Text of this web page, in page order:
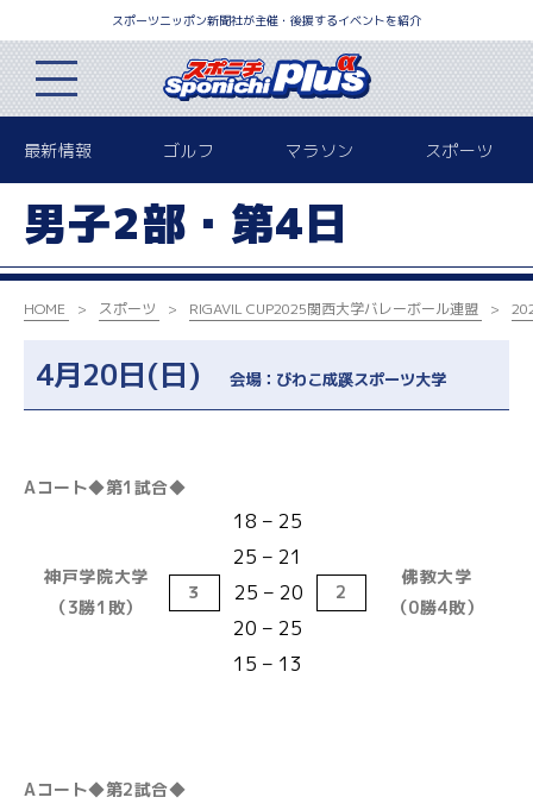
スポーツニッポン新聞社が主催・後援するイベントを紹介
最新情報 ゴルフ マラソン スポーツ
男子2部・第4日
HOME スポーツ RIGAVIL CUP2025関西大学バレーボール連盟
4月20日(日) 会場：びわこ成蹊スポーツ大学
Aコート◆第1試合◆
18 – 25
神戸学院大学
（3勝1敗）
25 – 21
佛教大学
（0勝4敗）
３ 25 – 20 2
20 – 25
15 – 13
Aコート◆第2試合◆